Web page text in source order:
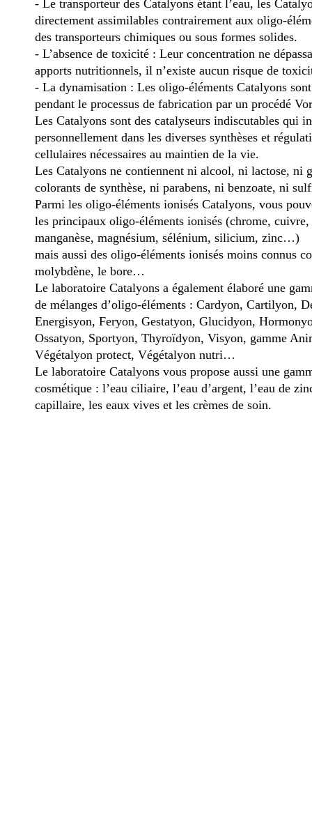
- Le transporteur des Catalyons étant l’eau, les
directement assimilables contrairement aux oligo-
des transporteurs chimiques ou sous formes solides.
- L’absence de toxicité : Leur concentration ne
apports nutritionnels, il n’existe aucun risque de
- La dynamisation : Les oligo-éléments Catalyons
pendant le processus de fabrication par un procédé
Les Catalyons sont des catalyseurs indiscutables qui
personnellement dans les diverses synthèses et
cellulaires nécessaires au maintien de la vie.
Les Catalyons ne contiennent ni alcool, ni lactose, ni
colorants de synthèse, ni parabens, ni benzoate, ni
Parmi les oligo-éléments ionisés Catalyons, vous
les principaux oligo-éléments ionisés (chrome,
manganèse, magnésium, sélénium, silicium, zinc…)
mais aussi des oligo-éléments ionisés moins connus
molybdène, le bore…
Le laboratoire Catalyons a également élaboré une
de mélanges d’oligo-éléments : Cardyon, Cartilyon,
Energisyon, Feryon, Gestatyon, Glucidyon,
Ossatyon, Sportyon, Thyroïdyon, Visyon, gamme
Végétalyon protect, Végétalyon nutri…
Le laboratoire Catalyons vous propose aussi une
cosmétique : l’eau ciliaire, l’eau d’argent, l’eau de
capillaire, les eaux vives et les crèmes de soin.